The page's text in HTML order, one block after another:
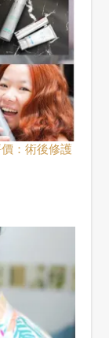
：術後修護